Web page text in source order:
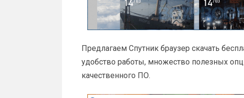
Предлагаем Спутник браузер скачать
удобство работы, множество полезных
качественного ПО.